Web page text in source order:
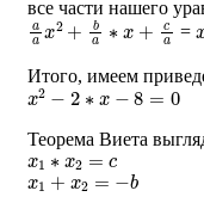
все части нашего
aax2+ba∗x+ca =
Итого, имеем
x2−2∗x−8=0
Теорема Виета
x1∗x2= c
x1 + x2 =− b